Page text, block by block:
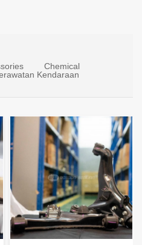
Chemical
Kendaraan